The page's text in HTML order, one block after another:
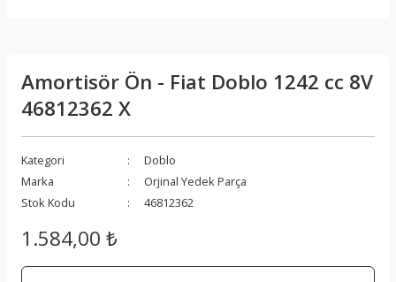
Amortisör Ön - Fiat Doblo 1242 cc 8V
46812362 X
Kategori
Doblo
Marka
Orjinal Yedek Parça
Stok Kodu
46812362
1.584,00 ₺